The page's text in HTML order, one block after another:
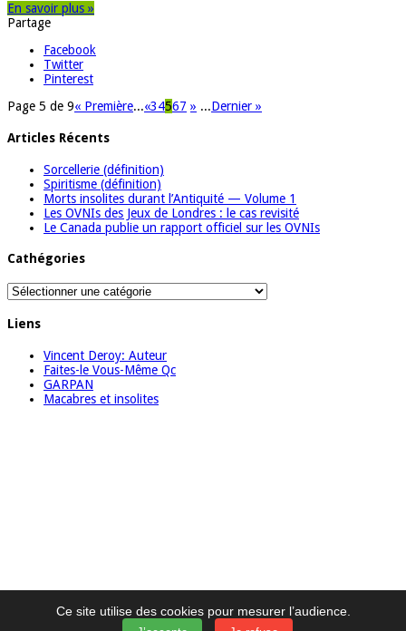
Ce site utilise des cookies pour mesurer l’audience.
En savoir plus »
Partage
Facebook
Twitter
Pinterest
Page 5 de 9« Première...«34567 » ...Dernier »
Articles Récents
Sorcellerie (définition)
Spiritisme (définition)
Morts insolites durant l’Antiquité — Volume 1
Les OVNIs des Jeux de Londres : le cas revisité
Le Canada publie un rapport officiel sur les OVNIs
Cathégories
Cathégories
Liens
Vincent Deroy: Auteur
Faites-le Vous-Même Qc
GARPAN
Macabres et insolites